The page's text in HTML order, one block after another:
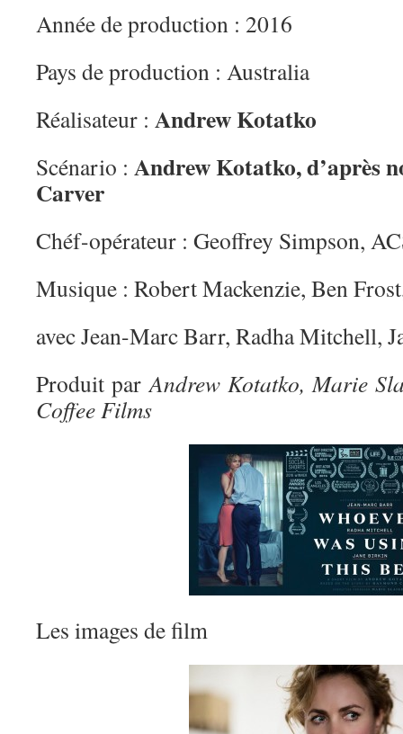
Année de production : 2016
Pays de production : Australia
Réalisateur : Andrew Kotatko
Scénario : Andrew Kotatko, d’après
Carver
Chéf-opérateur : Geoffrey Simpson,
Musique : Robert Mackenzie, Ben
avec Jean-Marc Barr, Radha Mitchell,
Produit par Andrew Kotatko, Marie
Coffee Films
Les images de film